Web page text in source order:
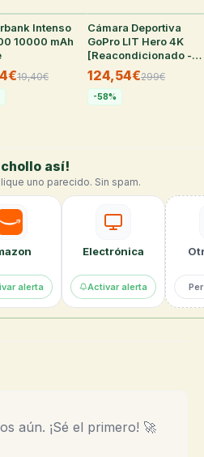
26
Intenso
10000 mAh
19,40€
35
Cámara Deportiva
GoPro LIT Hero 4K
[Reacondicionado -
Como Nuevo]
124,54€299€
-58%
así!
uno parecido. Sin spam.
alerta
Electrónica
Activar alerta
aún. ¡Sé el primero! 🚀